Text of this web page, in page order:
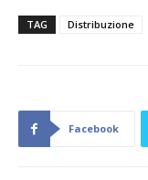
TAG Distribuzione
Facebook